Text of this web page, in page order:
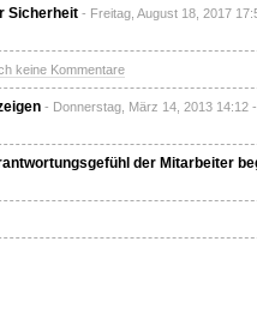
Sicherheit - Freitag, August 18, 2017
keine Kommentare
- Donnerstag, März 14, 2013 14:12 -
der Mitarbeiter